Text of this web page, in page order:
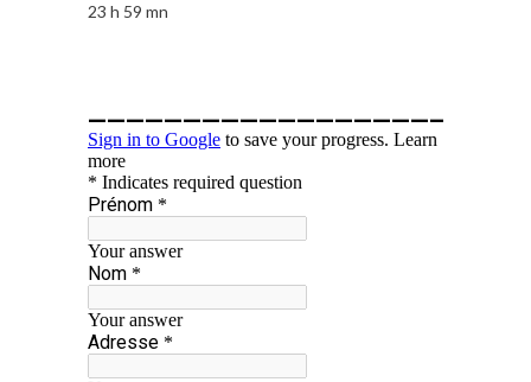
23 h 59 mn